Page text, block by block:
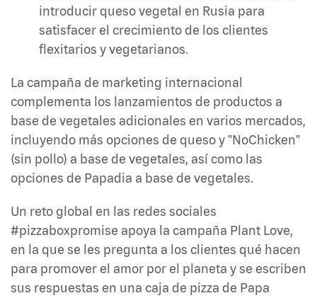
introducir queso vegetal en Rusia para
satisfacer el crecimiento de los clientes
flexitarios y vegetarianos.
La campaña de marketing internacional
complementa los lanzamientos de productos a
base de vegetales adicionales en varios mercados,
incluyendo más opciones de queso y "NoChicken"
(sin pollo) a base de vegetales, así como las
opciones de Papadia a base de vegetales.
Un reto global en las redes sociales
#pizzaboxpromise apoya la campaña Plant Love,
en la que se les pregunta a los clientes qué hacen
para promover el amor por el planeta y se escriben
sus respuestas en una caja de pizza de Papa